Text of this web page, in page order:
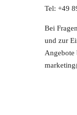
Tel: +49
Bei
und zur
Angebote